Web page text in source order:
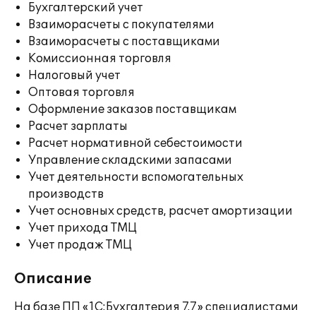
Бухгалтерский учет
Взаиморасчеты с покупателями
Взаиморасчеты с поставщиками
Комиссионная торговля
Налоговый учет
Оптовая торговля
Оформление заказов поставщикам
Расчет зарплаты
Расчет нормативной себестоимости
Управление складскими запасами
Учет деятельности вспомогательных
производств
Учет основных средств, расчет амортизации
Учет прихода ТМЦ
Учет продаж ТМЦ
Описание
На базе ПП «1С:Бухгалтерия 7.7» специалистами